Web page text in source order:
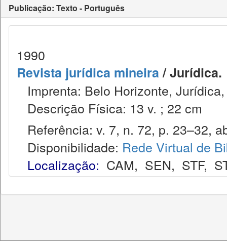
Publicação: Texto - Português
1990
Revista jurídica mineira/ Jurídica.
Imprenta: Belo Horizonte,
Descrição Física: 13 v. ; 22 cm
Referência: v. 7, n. 72, p. 23–32,
Disponibilidade: Rede Virtual de
Localização: CAM, SEN, STF,